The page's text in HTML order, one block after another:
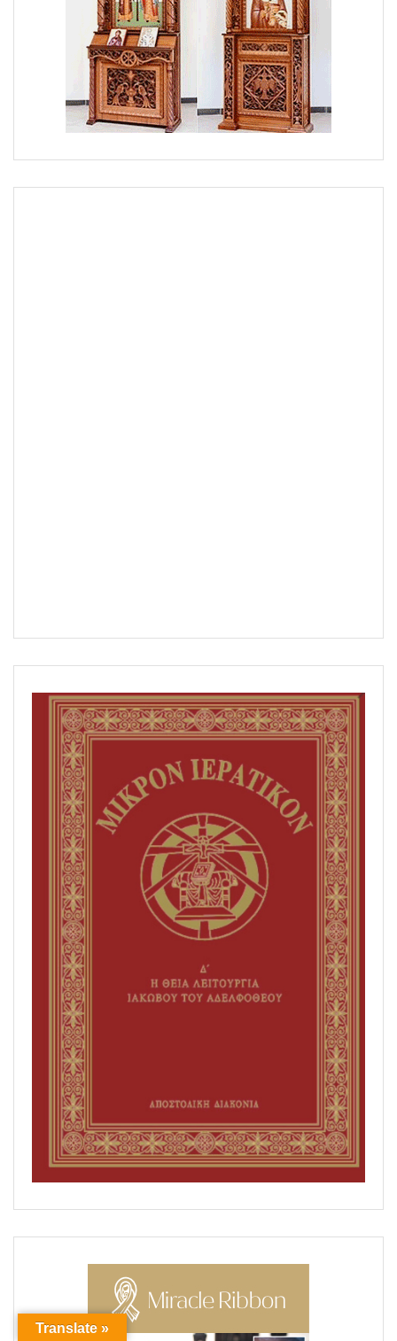
Translate »